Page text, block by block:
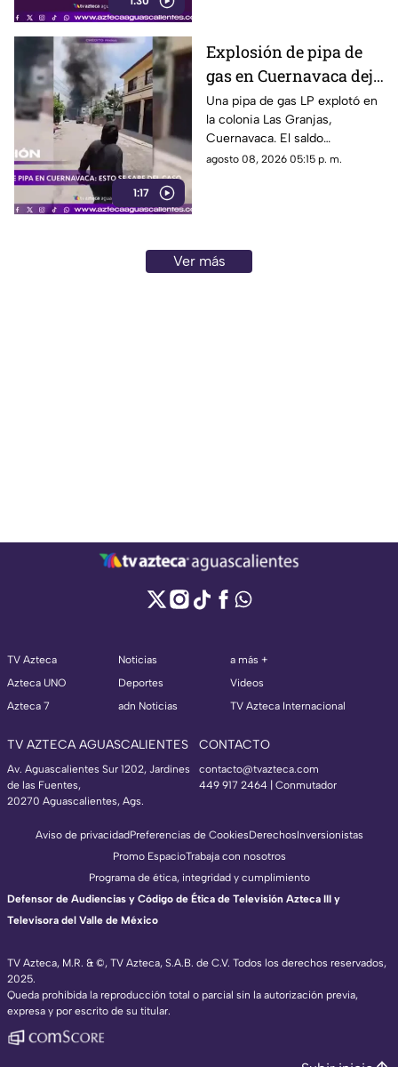
1:17
Explosión de pipa de
gas en Cuernavaca deja
21 personas lesionadas
Una pipa de gas LP explotó en
la colonia Las Granjas,
Cuernavaca. El saldo
preliminar es de 21 lesionados
agosto 08, 2026 05:15 p. m.
Ver más
TV Azteca
Azteca UNO
Azteca 7
Noticias
Deportes
adn Noticias
a más +
Videos
TV Azteca Internacional
TV AZTECA AGUASCALIENTES
Av. Aguascalientes Sur 1202, Jardines
de las Fuentes,
20270 Aguascalientes, Ags.
CONTACTO
contacto@tvazteca.com
449 917 2464 | Conmutador
TV Azteca, M.R. & ©, TV Azteca, S.A.B. de C.V. Todos los derechos reservados,
2025.
Queda prohibida la reproducción total o parcial sin la autorización previa,
expresa y por escrito de su titular.
Aviso de privacidadPreferencias de CookiesDerechosInversionistas
Promo EspacioTrabaja con nosotros
Programa de ética, integridad y cumplimiento
Defensor de Audiencias y Código de Ética de Televisión Azteca III y
Televisora del Valle de México